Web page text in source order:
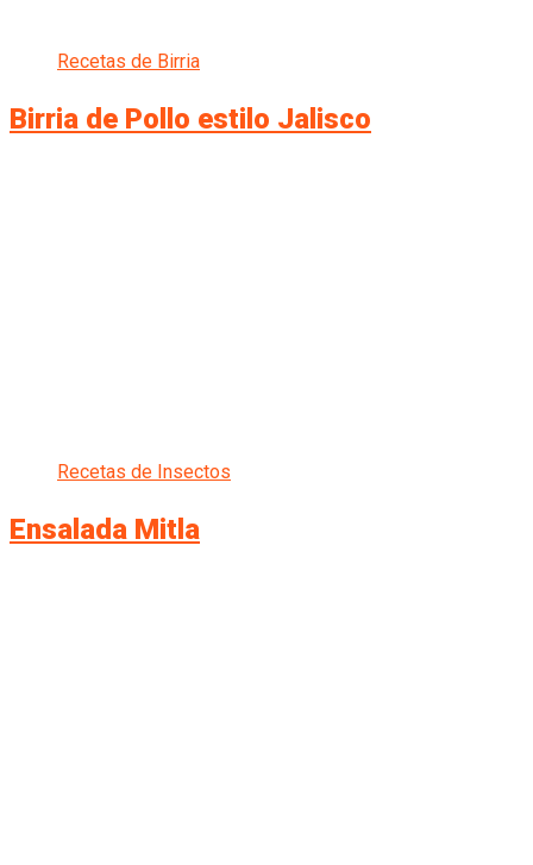
Recetas de Birria
Birria de Pollo estilo Jalisco
Recetas de Insectos
Ensalada Mitla